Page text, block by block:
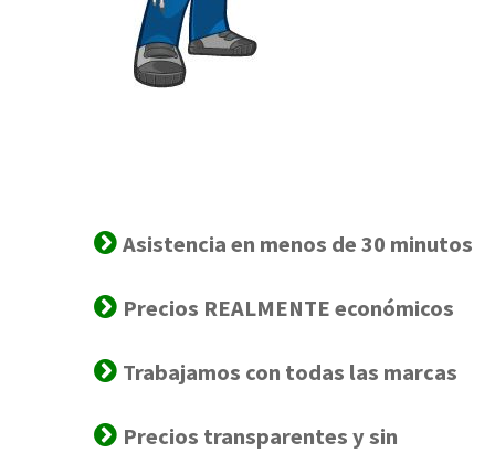
Asistencia en menos de 30 minutos
Precios REALMENTE económicos
Trabajamos con todas las marcas
Precios transparentes y sin